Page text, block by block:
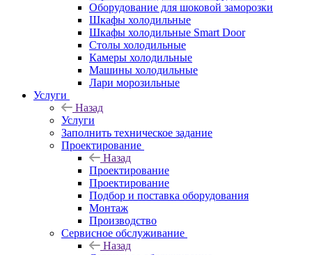
Оборудование для шоковой заморозки
Шкафы холодильные
Шкафы холодильные Smart Door
Столы холодильные
Камеры холодильные
Машины холодильные
Лари морозильные
Услуги
Назад
Услуги
Заполнить техническое задание
Проектирование
Назад
Проектирование
Проектирование
Подбор и поставка оборудования
Монтаж
Производство
Сервисное обслуживание
Назад